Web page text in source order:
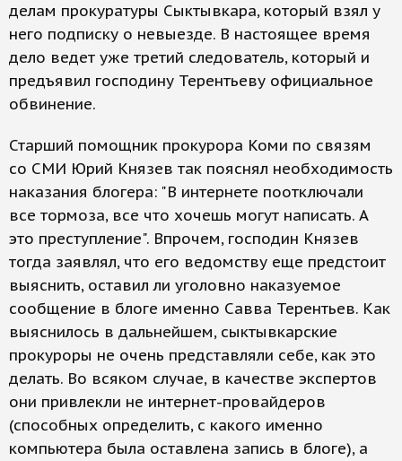
делам прокуратуры Сыктывкара, который взял у
него подписку о невыезде. В настоящее время
дело ведет уже третий следователь, который и
предъявил господину Терентьеву официальное
обвинение.
Старший помощник прокурора Коми по связям
со СМИ Юрий Князев так пояснял необходимость
наказания блогера: "В интернете поотключали
все тормоза, все что хочешь могут написать. А
это преступление". Впрочем, господин Князев
тогда заявлял, что его ведомству еще предстоит
выяснить, оставил ли уголовно наказуемое
сообщение в блоге именно Савва Терентьев. Как
выяснилось в дальнейшем, сыктывкарские
прокуроры не очень представляли себе, как это
делать. Во всяком случае, в качестве экспертов
они привлекли не интернет-провайдеров
(способных определить, с какого именно
компьютера была оставлена запись в блоге), а